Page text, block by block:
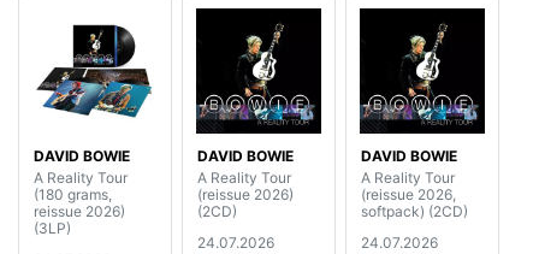
DAVID BOWIE
A Reality Tour
(180 grams,
reissue 2026)
(3LP)
DAVID BOWIE
A Reality Tour
(reissue 2026)
(2CD)
24.07.2026
DAVID BOWIE
A Reality Tour
(reissue 2026,
softpack) (2CD)
24.07.2026